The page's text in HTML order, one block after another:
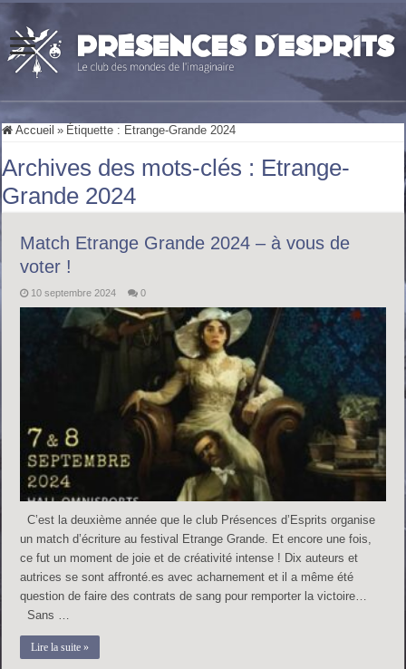
Accueil » Étiquette : Etrange-Grande 2024
Archives des mots-clés : Etrange-
Grande 2024
Match Etrange Grande 2024 – à vous de
voter !
10 septembre 2024 0
C’est la deuxième année que le club Présences d’Esprits organise
un match d’écriture au festival Etrange Grande. Et encore une fois,
ce fut un moment de joie et de créativité intense ! Dix auteurs et
autrices se sont affronté.es avec acharnement et il a même été
question de faire des contrats de sang pour remporter la victoire…
Sans …
Lire la suite »